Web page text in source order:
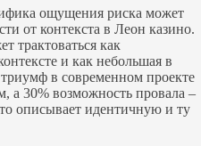
ощущения риска может
от контекста в Леон казино.
трактоваться как
и как небольшая в
в современном проекте
а 30% возможность провала –
описывает идентичную и ту